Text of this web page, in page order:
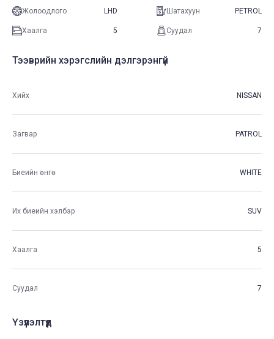
Жолоодлого LHD Шатахуун PETROL
Хаалга 5 Суудал 7
Тээврийн хэрэгслийн дэлгэрэнгүй
Хийх NISSAN
Загвар PATROL
Биеийн өнгө WHITE
Их биеийн хэлбэр SUV
Хаалга 5
Суудал 7
Үзүүлэлтүүд